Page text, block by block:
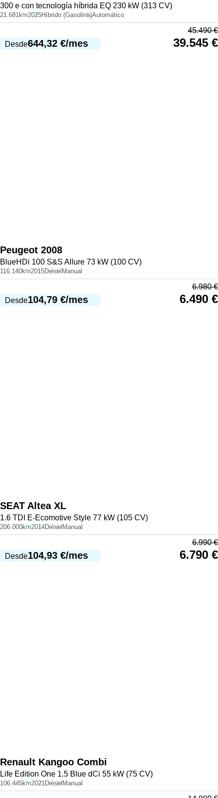
300 e con tecnología híbrida EQ 230 kW (313 CV)
21.681km2025Híbrido (Gasolina)Automático
Desde644,32 €/mes
45.490€
39.545 €
Peugeot 2008
BlueHDi 100 S&S Allure 73 kW (100 CV)
116.140km2015Diésel Manual
Desde104,79 €/mes
6.980€
6.490 €
SEAT Altea XL
1.6 TDI E-Ecomotive Style 77 kW (105 CV)
206.000km2014Diésel Manual
Desde104,93 €/mes
6.990€
6.790 €
Renault Kangoo Combi
Life Edition One 1.5 Blue dCi 55 kW (75 CV)
106.445km2021 DiéselManual